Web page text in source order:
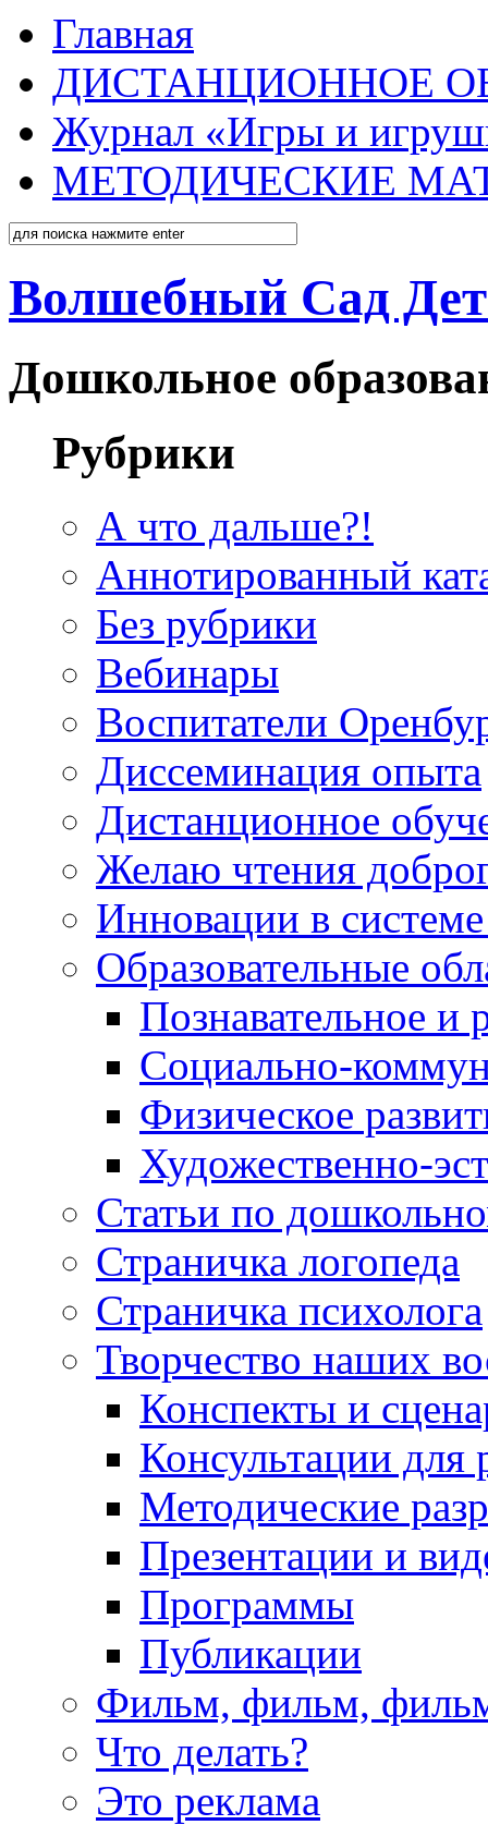
Главная
ДИСТАНЦИОННОЕ
Журнал «Игры и
МЕТОДИЧЕСКИЕ
Волшебный Сад
Дошкольное
Рубрики
А что дальше?!
Аннотированный
Без рубрики
Вебинары
Воспитатели
Диссеминация опыта
Дистанционное
Желаю чтения
Инновации в
Образовательные
Познавательное и
Социально-
Физическое
Художественно-
Статьи по
Страничка логопеда
Страничка психолога
Творчество наших
Конспекты и
Консультации для
Методические
Презентации и
Программы
Публикации
Фильм, фильм,
Что делать?
Это реклама